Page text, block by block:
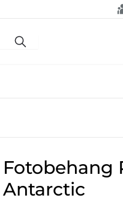
Fotobehang
Antarctic